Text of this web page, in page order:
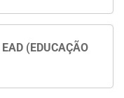
(EDUCAÇÃO